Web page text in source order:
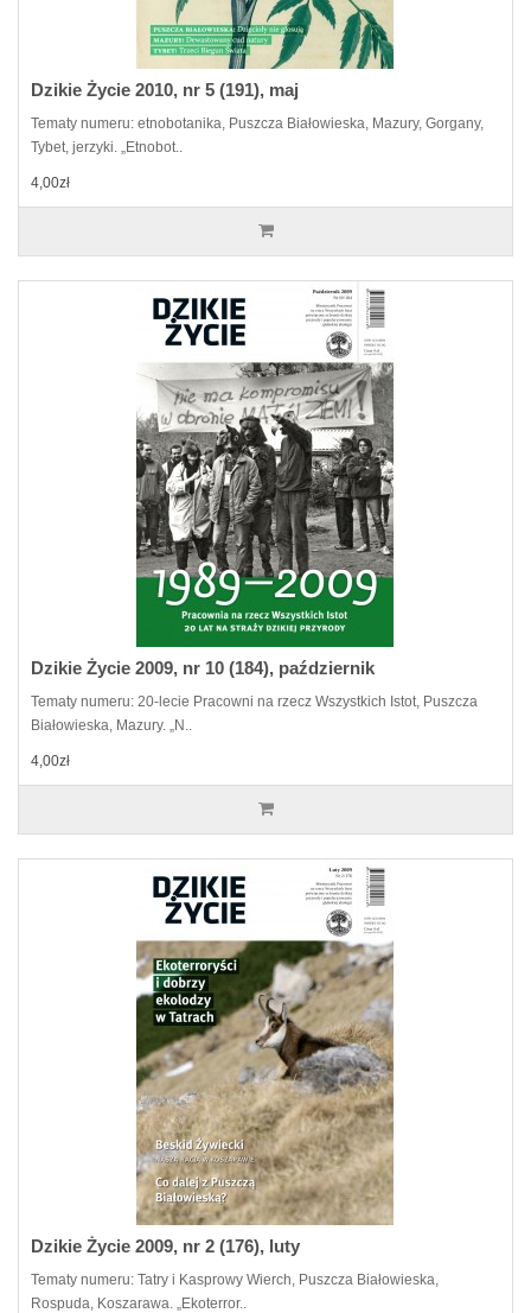
Dzikie Życie 2010, nr 5 (191), maj
Tematy numeru: etnobotanika, Puszcza Białowieska, Mazury, Gorgany,
Tybet, jerzyki. „Etnobot..
4,00zł
Dzikie Życie 2009, nr 10 (184), październik
Tematy numeru: 20-lecie Pracowni na rzecz Wszystkich Istot, Puszcza
Białowieska, Mazury. „N..
4,00zł
Dzikie Życie 2009, nr 2 (176), luty
Tematy numeru: Tatry i Kasprowy Wierch, Puszcza Białowieska,
Rospuda, Koszarawa. „Ekoterror..